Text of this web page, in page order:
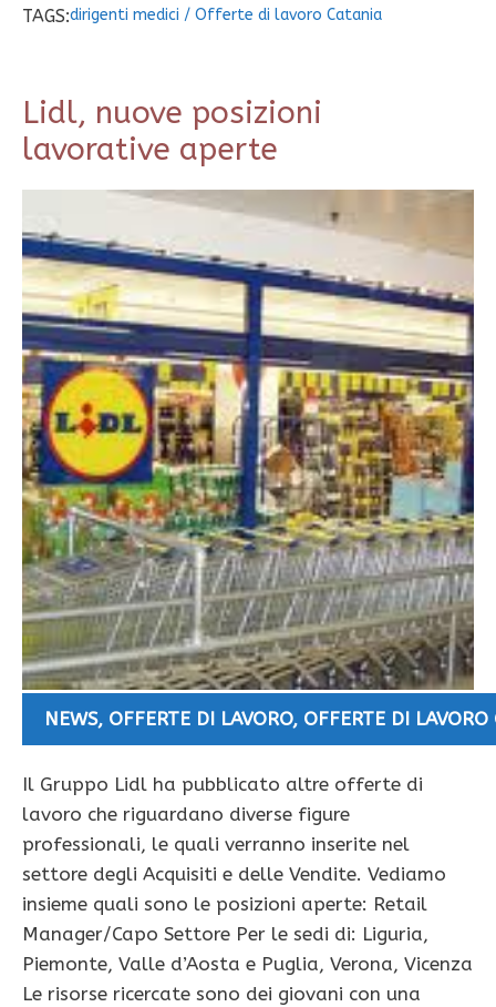
TAGS:dirigenti medici / Offerte di lavoro Catania
Lidl, nuove posizioni
lavorative aperte
NEWS, OFFERTE DI LAVORO, OFFERTE DI LAVORO
Il Gruppo Lidl ha pubblicato altre offerte di
lavoro che riguardano diverse figure
professionali, le quali verranno inserite nel
settore degli Acquisiti e delle Vendite. Vediamo
insieme quali sono le posizioni aperte: Retail
Manager/Capo Settore Per le sedi di: Liguria,
Piemonte, Valle d’Aosta e Puglia, Verona, Vicenza
Le risorse ricercate sono dei giovani con una